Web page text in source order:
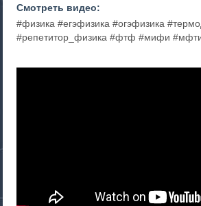
Смотреть видео:
#физика #егэфизика #огэфизика
#репетитор_физика #фтф #мифи